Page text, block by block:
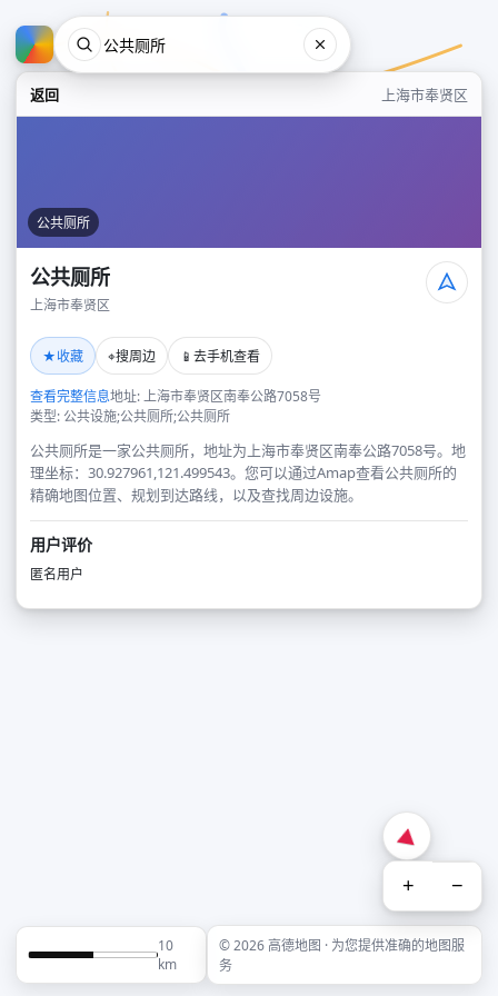
返回 上海市奉贤区
公共厕所
公共厕所
上海市奉贤区
★收藏 ⌖搜周边 📱 去手机查看
查看完整信息地址: 上海市奉贤区南奉公路7058号
类型: 公共设施;公共厕所;公共厕所
公共厕所是一家公共厕所，地址为上海市奉贤区南奉公路7058号。地
理坐标：30.927961,121.499543。您可以通过Amap查看公共厕所的
精确地图位置、规划到达路线，以及查找周边设施。
用户评价
匿名用户
+ −
10
km
© 2026 高德地图 · 为您提供准确的地图服
务